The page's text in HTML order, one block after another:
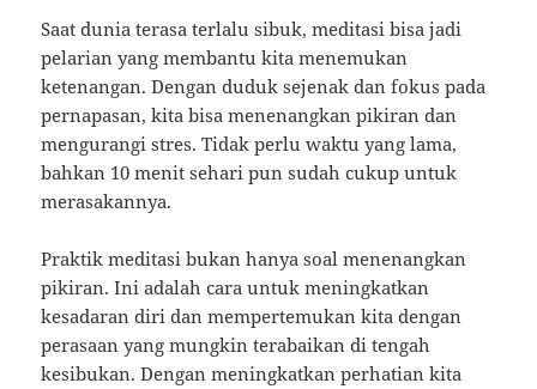
Saat dunia terasa terlalu sibuk, meditasi bisa jadi
pelarian yang membantu kita menemukan
ketenangan. Dengan duduk sejenak dan fokus pada
pernapasan, kita bisa menenangkan pikiran dan
mengurangi stres. Tidak perlu waktu yang lama,
bahkan 10 menit sehari pun sudah cukup untuk
merasakannya.
Praktik meditasi bukan hanya soal menenangkan
pikiran. Ini adalah cara untuk meningkatkan
kesadaran diri dan mempertemukan kita dengan
perasaan yang mungkin terabaikan di tengah
kesibukan. Dengan meningkatkan perhatian kita